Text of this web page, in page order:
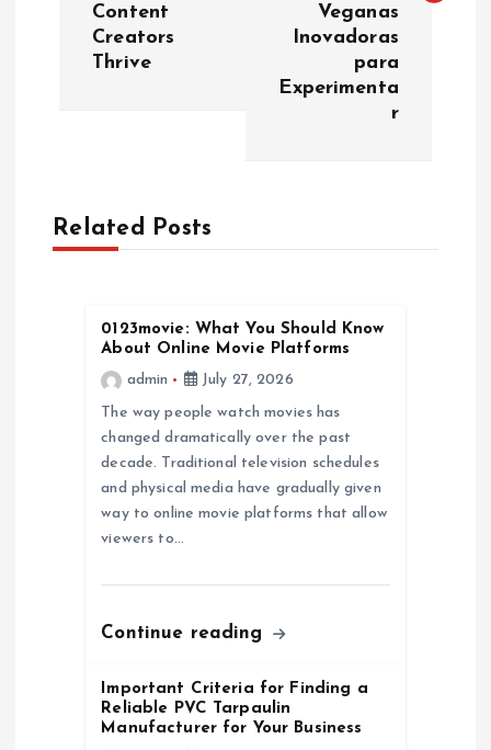
Content
Creators
Thrive
Veganas
Inovadoras
para
Experimenta
r
Related Posts
0123movie: What You Should Know
About Online Movie Platforms
admin
July 27, 2026
The way people watch movies has
changed dramatically over the past
decade. Traditional television schedules
and physical media have gradually given
way to online movie platforms that allow
viewers to…
Continue reading
Important Criteria for Finding a
Reliable PVC Tarpaulin
Manufacturer for Your Business